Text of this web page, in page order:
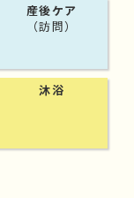
産後ケア
（訪問）
沐浴